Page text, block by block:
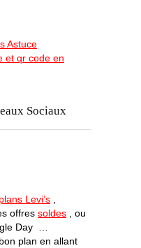
Astuce
et qr code en
Sociaux
Levi’s
offres soldes , ou
Day …
plan en allant